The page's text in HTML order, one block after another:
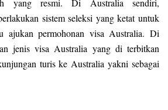
yang resmi. Di Australia sendiri,
sistem seleksi yang ketat untuk
ajukan permohonan visa Australia. Di
jenis visa Australia yang di terbitkan
turis ke Australia yakni sebagai